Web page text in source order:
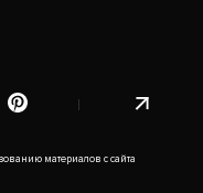
материалов с сайта